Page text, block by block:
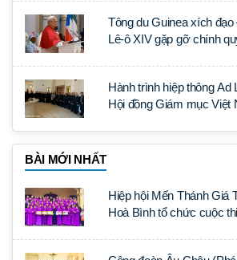
Tông du Guinea xích
Lê-ô XIV gặp gỡ chính
Hành trình hiệp thông Ad
Hội đồng Giám mục Việt
BÀI MỚI NHẤT
Hiệp hội Mến Thánh Giá
Hoà Bình tổ chức cuộc